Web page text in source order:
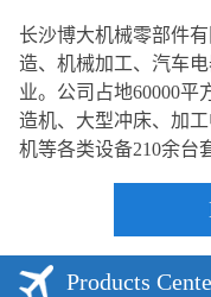
长沙博大机械零部件
造、机械加工、汽车
业。公司占地60000平
造机、大型冲床、加
机等各类设备210余台
Products